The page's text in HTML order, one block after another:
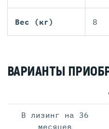
Вес (кг) 8
ВАРИАНТЫ
В лизинг на 36
месяцев